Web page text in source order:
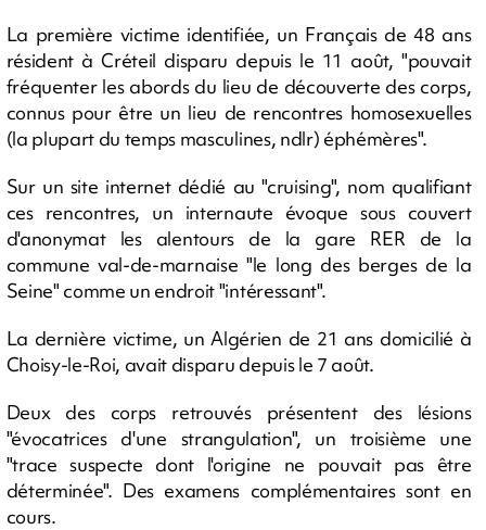
La première victime identifiée, un Français de 48 ans
résident à Créteil disparu depuis le 11 août, "pouvait
fréquenter les abords du lieu de découverte des corps,
connus pour être un lieu de rencontres homosexuelles
(la plupart du temps masculines, ndlr) éphémères".
Sur un site internet dédié au "cruising", nom qualifiant
ces rencontres, un internaute évoque sous couvert
d'anonymat les alentours de la gare RER de la
commune val-de-marnaise "le long des berges de la
Seine" comme un endroit "intéressant".
La dernière victime, un Algérien de 21 ans domicilié à
Choisy-le-Roi, avait disparu depuis le 7 août.
Deux des corps retrouvés présentent des lésions
"évocatrices d'une strangulation", un troisième une
"trace suspecte dont l'origine ne pouvait pas être
déterminée". Des examens complémentaires sont en
cours.